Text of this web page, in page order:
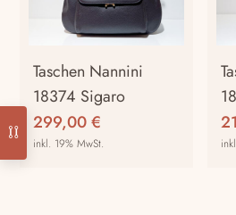
Taschen Nannini
18374 Sigaro
299,00€
inkl. 19% MwSt.